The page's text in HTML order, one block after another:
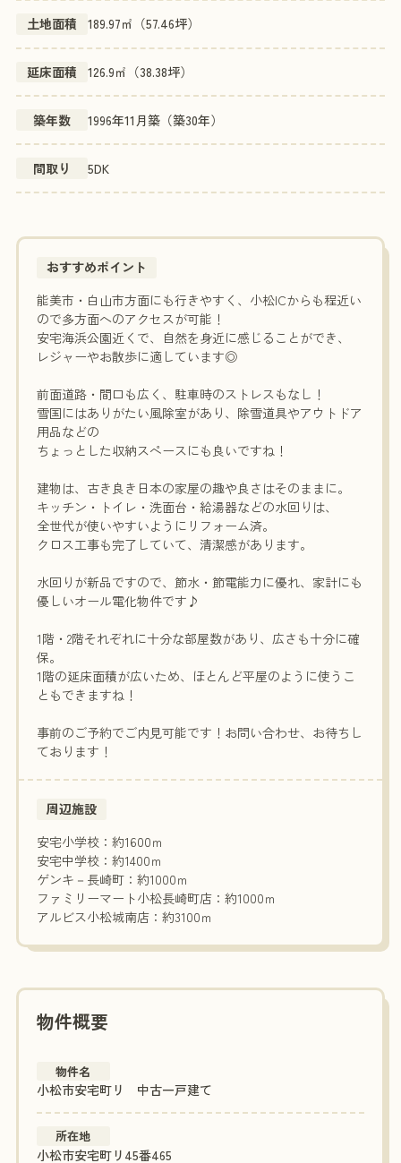
土地面積 189.97㎡（57.46坪）
延床面積 126.9㎡（38.38坪）
築年数 1996年11月築（築30年）
間取り 5DK
おすすめポイント
能美市・白山市方面にも行きやすく、小松ICからも程近い
ので多方面へのアクセスが可能！
安宅海浜公園近くで、自然を身近に感じることができ、
レジャーやお散歩に適しています◎
前面道路・間口も広く、駐車時のストレスもなし！
雪国にはありがたい風除室があり、除雪道具やアウトドア
用品などの
ちょっとした収納スペースにも良いですね！
建物は、古き良き日本の家屋の趣や良さはそのままに。
キッチン・トイレ・洗面台・給湯器などの水回りは、
全世代が使いやすいようにリフォーム済。
クロス工事も完了していて、清潔感があります。
水回りが新品ですので、節水・節電能力に優れ、家計にも
優しいオール電化物件です♪
1階・2階それぞれに十分な部屋数があり、広さも十分に確
保。
1階の延床面積が広いため、ほとんど平屋のように使うこ
ともできますね！
事前のご予約でご内見可能です！お問い合わせ、お待ちし
ております！
周辺施設
安宅小学校：約1600ｍ
安宅中学校：約1400ｍ
ゲンキ－長崎町：約1000ｍ
ファミリーマート小松長崎町店：約1000ｍ
アルビス小松城南店：約3100ｍ
物件概要
物件名
小松市安宅町リ 中古一戸建て
所在地
小松市安宅町リ45番465